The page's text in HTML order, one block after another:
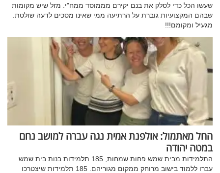
שעשו הכל כדי לסלק את בנם יקירם מממוסד ממח"י. מזל שיש מקומות
שבהם המקצועיות גוברת על הרתיעה ממי שאינו מסכים לדעה שולטת.
מגעיל ומקומם!!!
החל מאתמול: אולפנת אמית נגה עברה למושב נחם
במטה יהודה
התלמידות מבית שמש פחות שמחות, 185 תלמידות בנות בית שמש
עברו ללמוד בישוב מרוחק ממקום מגוריהם. 185 תלמידות שיצטרכו